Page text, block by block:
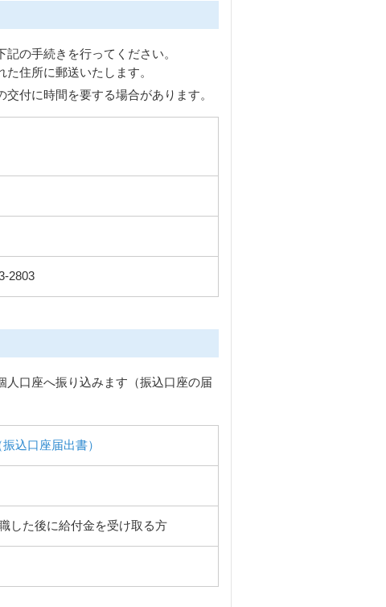
の手続きを行ってください。
住所に郵送いたします。
付に時間を要する場合があります。
2803
口座へ振り込みます（振込口座の届
込口座届出書）
した後に給付金を受け取る方